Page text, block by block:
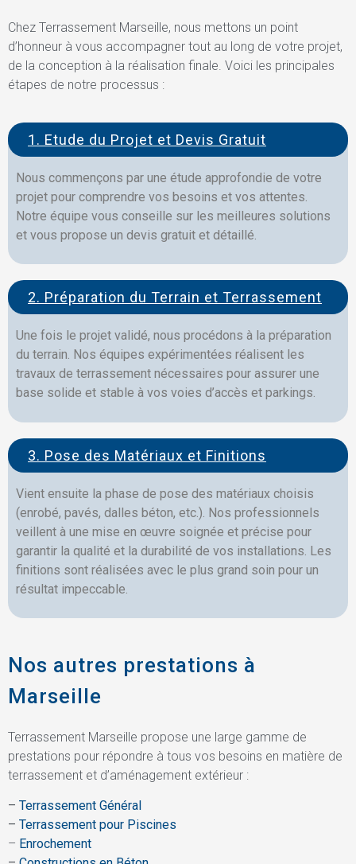
Chez Terrassement Marseille, nous mettons un point
d’honneur à vous accompagner tout au long de votre projet,
de la conception à la réalisation finale. Voici les principales
étapes de notre processus :
1. Etude du Projet et Devis Gratuit
Nous commençons par une étude approfondie de votre
projet pour comprendre vos besoins et vos attentes.
Notre équipe vous conseille sur les meilleures solutions
et vous propose un devis gratuit et détaillé.
2. Préparation du Terrain et Terrassement
Une fois le projet validé, nous procédons à la préparation
du terrain. Nos équipes expérimentées réalisent les
travaux de terrassement nécessaires pour assurer une
base solide et stable à vos voies d’accès et parkings.
3. Pose des Matériaux et Finitions
Vient ensuite la phase de pose des matériaux choisis
(enrobé, pavés, dalles béton, etc.). Nos professionnels
veillent à une mise en œuvre soignée et précise pour
garantir la qualité et la durabilité de vos installations. Les
finitions sont réalisées avec le plus grand soin pour un
résultat impeccable.
Nos autres prestations à
Marseille
Terrassement Marseille propose une large gamme de
prestations pour répondre à tous vos besoins en matière de
terrassement et d’aménagement extérieur :
– Terrassement Général
– Terrassement pour Piscines
– Enrochement